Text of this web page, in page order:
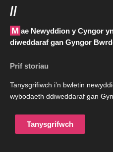
//
Mae Newyddion y Cyngor yn darparu’r holl newyddion
diweddaraf gan Gyngor
Prif storiau
Tanysgrifiwch i’n bwletin
wybodaeth ddiweddaraf gan
Tanysgrifwch